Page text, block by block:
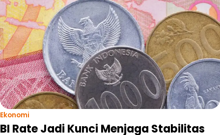
Ekonomi
BI Rate Jadi Kunci Menjaga Stabilitas